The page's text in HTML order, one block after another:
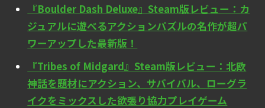
『Boulder Dash Deluxe』Steam版レビュー：カ
ジュアルに遊べるアクションパズルの名作が超パ
ワーアップした最新版！
『Tribes of Midgard』Steam版レビュー：北欧
神話を題材にアクション、サバイバル、ローグラ
イクをミックスした欲張り協力プレイゲーム